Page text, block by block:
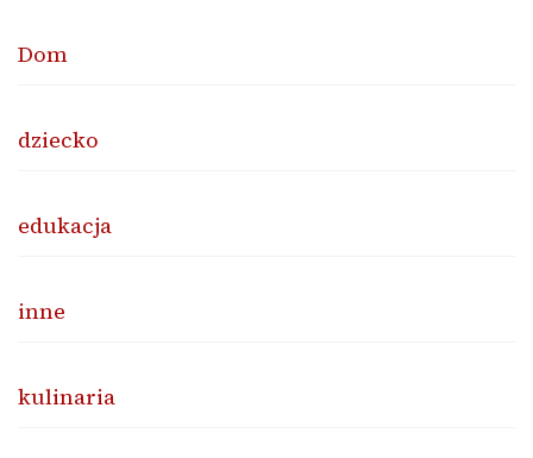
Dom
dziecko
edukacja
inne
kulinaria